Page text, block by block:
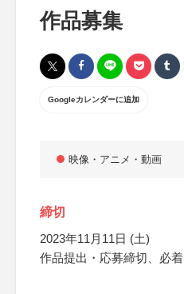
作品募集
Googleカレンダーに追加
映像・アニメ・動画
締切
2023年11月11日 (土)
作品提出・応募締切、必着